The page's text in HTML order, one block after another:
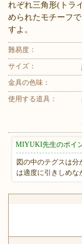
れぞれ三角形(トラ
められたモチーフ
すよ。
難易度：
サイズ：
金具の色味：
使用する道具：
MIYUKI先生のポイ
図の中のテグスは
は適度に引きしめな